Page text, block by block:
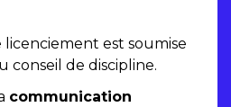
licenciement est soumise
conseil de discipline.
communication